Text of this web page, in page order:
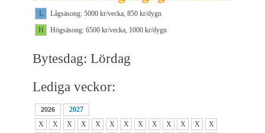
L
Lågsäsong: 5000 kr/vecka, 850 kr/dygn
H
Högsäsong: 6500 kr/vecka, 1000 kr/dygn
Bytesdag: Lördag
Lediga veckor:
2026
2027
X
X X X X X X X X X X X
X